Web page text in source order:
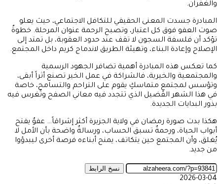
والغفران.
المبادرة جسدت المعنى الحقيقي للتكافل الاجتماعي، حيث يعلو
صوت العفو فوق كل اعتبار، وتصبح الرحمة عنوان المرحلة. خطوةٌ
تؤكد أن فلسفة السجون لا تقف عند حدود العقوبة، بل تمتد إلى
الإصلاح وإعادة البناء، وتهيئة الطريق لاندماج كريم داخل المجتمع.
كما تعكس هذه المبادرة أهمية تضافر الجهود الرسمية
والمجتمعية والخيرية، فالشراكة في عمل الخير تصنع أثراً أبقى،
وتؤسس لمجتمعٍ متماسكٍ يقوم على التراحم والتسامح، خاصة
في هذا الشهر الفضيل الذي تتجدد فيه معاني الصفح وتُغرس فيه
بذور البدايات الجديدة.
هكذا بدت صورة رمضان في ولاية الجزيرة أكثر إشراقاً… عفوٌ يفتح
أبواب الحياة، ورحمةٌ تسبق الحساب، ورسالةٌ واضحة بأن الأمل لا
يُغلق، وأن المجتمع حين يتكاتف، يمنح أبناءه فرصة أخرى ليبدؤوا
من جديد.
نسخ الرابط
2026-03-04